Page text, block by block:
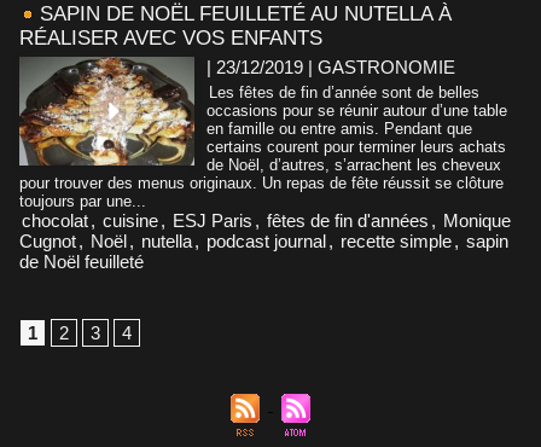
SAPIN DE NOËL FEUILLETÉ AU NUTELLA À
RÉALISER AVEC VOS ENFANTS
| 23/12/2019 | GASTRONOMIE
Les fêtes de fin d’année sont de belles
occasions pour se réunir autour d’une table
en famille ou entre amis. Pendant que
certains courent pour terminer leurs achats
de Noël, d’autres, s’arrachent les cheveux
pour trouver des menus originaux. Un repas de fête réussit se clôture
toujours par une...
chocolat, cuisine, ESJ Paris , fêtes de fin d'années , Monique
Cugnot, Noël, nutella, podcast journal, recette simple, sapin
de Noël feuilleté
1 2 3 4